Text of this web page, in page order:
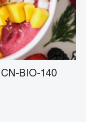
BIO-140